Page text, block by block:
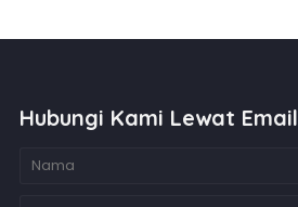
Hubungi Kami Lewat Email